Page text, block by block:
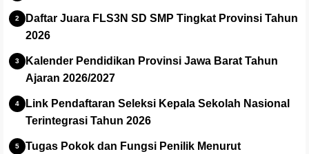
Daftar Juara FLS3N SD SMP Tingkat Provinsi Tahun
2026
Kalender Pendidikan Provinsi Jawa Barat Tahun
Ajaran 2026/2027
Link Pendaftaran Seleksi Kepala Sekolah Nasional
Terintegrasi Tahun 2026
Tugas Pokok dan Fungsi Penilik Menurut